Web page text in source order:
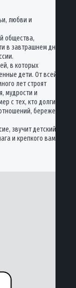
любви и
общества,
в завтрашнем дне.
в которых
дети. От всей
лет строят
мудрости и
с тех, кто долгие
бережет
звучит детский
и крепкого вам